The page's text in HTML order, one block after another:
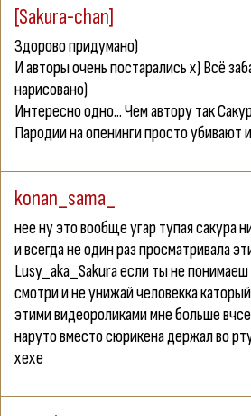
[Sakura-chan]
Здорово придумано)
И авторы очень постарались х) Всё
нарисовано)
Интересно одно... Чем автору так
Пародии на опенинги просто убивают
konan_sama_
нее ну это вообще угар тупая сакура
и всегда не один раз просматривала
Lusy_aka_Sakura если ты не
смотри и не унижай человекка
этими видеороликами мне больше
наруто вместо сюрикена держал во
хехе